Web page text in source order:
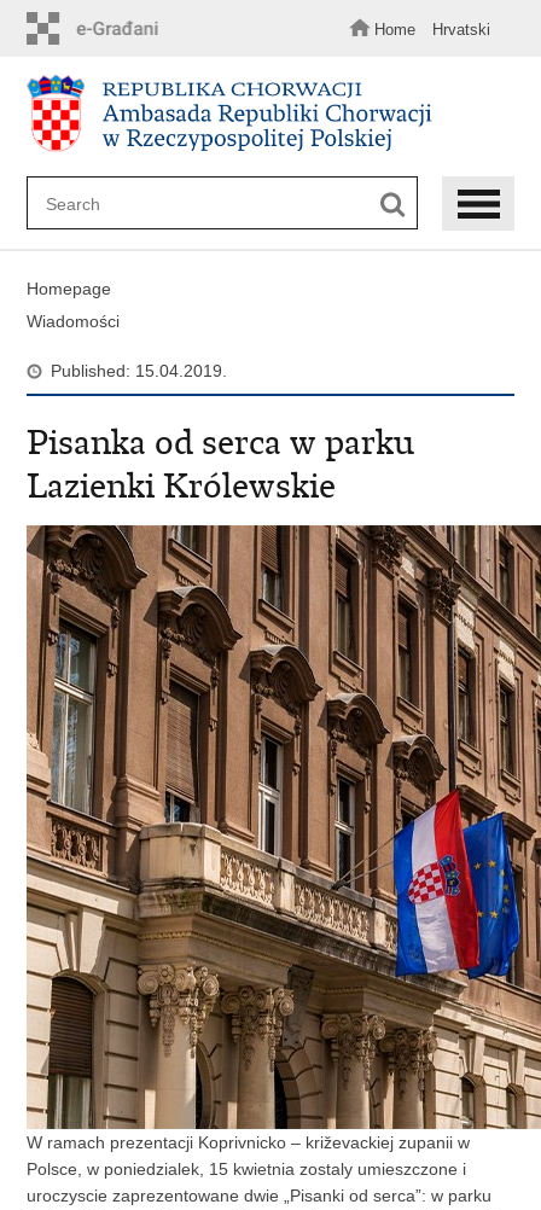
content
Home Hrvatski
Homepage
Wiadomości
Published: 15.04.2019.
Pisanka od serca w parku
Lazienki Królewskie
W ramach prezentacji Koprivnicko – križevackiej zupanii w
Polsce, w poniedzialek, 15 kwietnia zostaly umieszczone i
uroczyscie zaprezentowane dwie „Pisanki od serca”: w parku